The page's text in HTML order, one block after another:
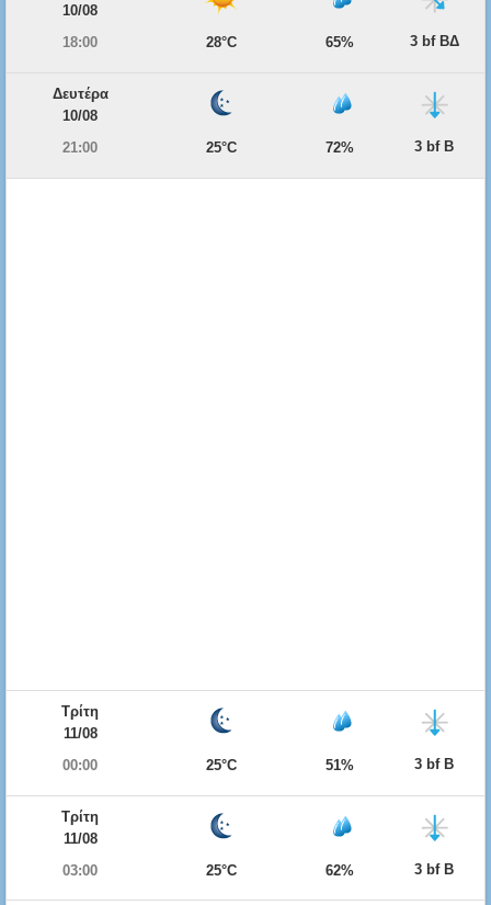
10/08
18:00
28°C 65% 3 bf ΒΔ
Δευτέρα
10/08
21:00
25°C 72% 3 bf Β
Τρίτη
11/08
00:00
25°C 51% 3 bf Β
Τρίτη
11/08
03:00
25°C 62% 3 bf Β